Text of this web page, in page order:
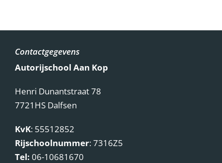
Contactgegevens
Autorijschool Aan Kop
Henri Dunantstraat 78
7721HS Dalfsen
KvK: 55512852
Rijschoolnummer: 7316Z5
Tel: 06-10681670